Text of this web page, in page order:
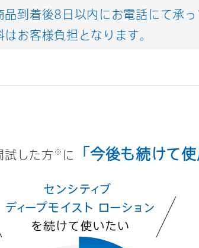
品到着後8日以内にお電話にて承っ
お客様負担となります。
試した方 ※ に 「今後も続けて